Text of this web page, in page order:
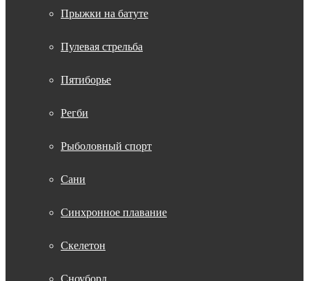
Прыжки на батуте
Пулевая стрельба
Пятиборье
Регби
Рыболовный спорт
Сани
Синхронное плавание
Скелетон
Сноуборд